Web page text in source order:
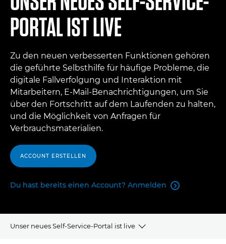
PORTAL IST LIVE
Zu den neuen verbesserten Funktionen gehören
die geführte Selbsthilfe für häufige Probleme, die
digitale Fallverfolgung und Interaktion mit
Mitarbeitern, E-Mail-Benachrichtigungen, um Sie
über den Fortschritt auf dem Laufenden zu halten,
und die Möglichkeit von Anfragen für
Verbrauchsmaterialien.
ACCOUNT ERSTELLEN
Du hast bereits einen Account? Anmelden 
Unser neues Self-Service-Portal ist live